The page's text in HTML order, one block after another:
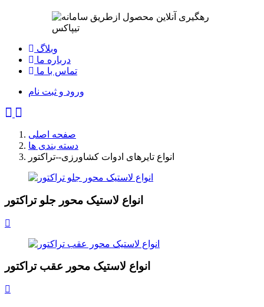
وبلاگ
درباره ما
تماس با ما
ورود و ثبت نام
صفحه اصلی
دسته بندی ها
انواع تایرهای ادوات کشاورزی--تراکتور
انواع لاستیک محور جلو تراکتور
انواع لاستیک محور عقب تراکتور